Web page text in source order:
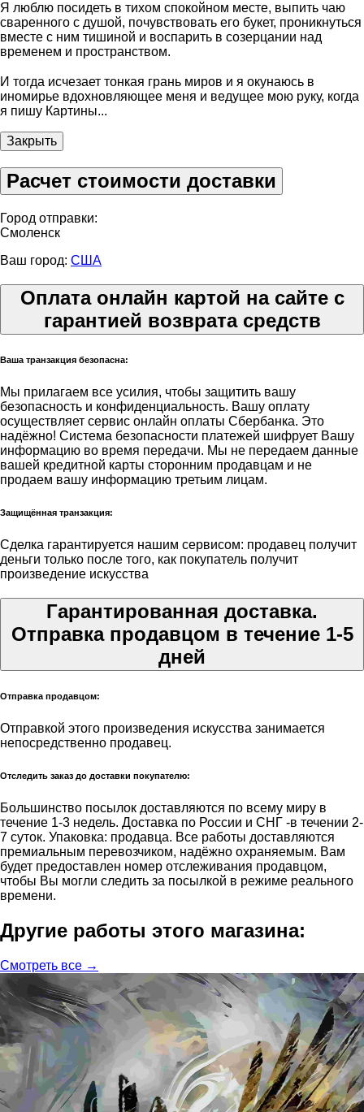
Я люблю посидеть в тихом спокойном месте, выпить чаю
сваренного с душой, почувствовать его букет, проникнуться
вместе с ним тишиной и воспарить в созерцании над
временем и пространством.
И тогда исчезает тонкая грань миров и я окунаюсь в
иномирье вдохновляющее меня и ведущее мою руку, когда
я пишу Картины...
Закрыть
Расчет стоимости доставки
Город отправки:
Смоленск
Ваш город: США
Оплата онлайн картой на сайте с
гарантией возврата средств
Ваша транзакция безопасна:
Мы прилагаем все усилия, чтобы защитить вашу
безопасность и конфиденциальность. Вашу оплату
осуществляет сервис онлайн оплаты Сбербанка. Это
надёжно! Система безопасности платежей шифрует Вашу
информацию во время передачи. Мы не передаем данные
вашей кредитной карты сторонним продавцам и не
продаем вашу информацию третьим лицам.
Защищённая транзакция:
Сделка гарантируется нашим сервисом: продавец получит
деньги только после того, как покупатель получит
произведение искусства
Гарантированная доставка.
Отправка продавцом в течение 1-5
дней
Отправка продавцом:
Отправкой этого произведения искусства занимается
непосредственно продавец.
Отследить заказ до доставки покупателю:
Большинство посылок доставляются по всему миру в
течение 1-3 недель. Доставка по России и СНГ -в течении 2-
7 суток. Упаковка: продавца. Все работы доставляются
премиальным перевозчиком, надёжно охраняемым. Вам
будет предоставлен номер отслеживания продавцом,
чтобы Вы могли следить за посылкой в режиме реального
времени.
Другие работы этого магазина:
Смотреть все →